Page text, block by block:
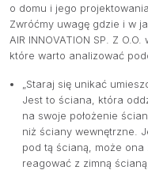
o domu i jego
Zwróćmy uwagę gdzie i w
AIR INNOVATION SP. Z
które warto analizować
„Staraj się unikać
Jest to ściana, która
na swoje położenie
niż ściany wewnętrzne.
pod tą ścianą, może ona
reagować z zimną